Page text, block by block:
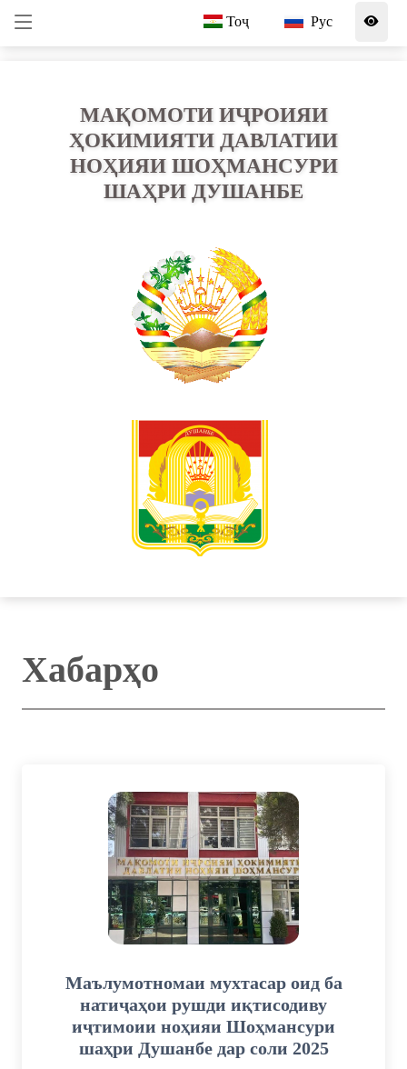
Тоҷ Рус
МАҚОМОТИ ИҶРОИЯИ
ҲОКИМИЯТИ ДАВЛАТИИ
НОҲИЯИ ШОҲМАНСУРИ
ШАҲРИ ДУШАНБЕ
Хабарҳо
Маълумотномаи мухтасар оид ба
натиҷаҳои рушди иқтисодиву
иҷтимоии ноҳияи Шоҳмансури
шаҳри Душанбе дар соли 2025